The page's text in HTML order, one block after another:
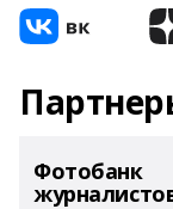
Фотобанк